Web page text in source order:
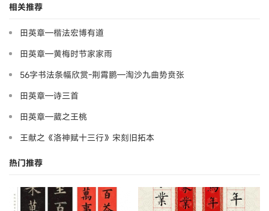
相关推荐
田英章—楷法宏博有道
田英章—黄梅时节家家雨
56字书法条幅欣赏-荆霄鹏—淘沙九曲势贲张
田英章—诗三首
田英章—葳之王桃
王献之《洛神赋十三行》宋刻旧拓本
热门推荐